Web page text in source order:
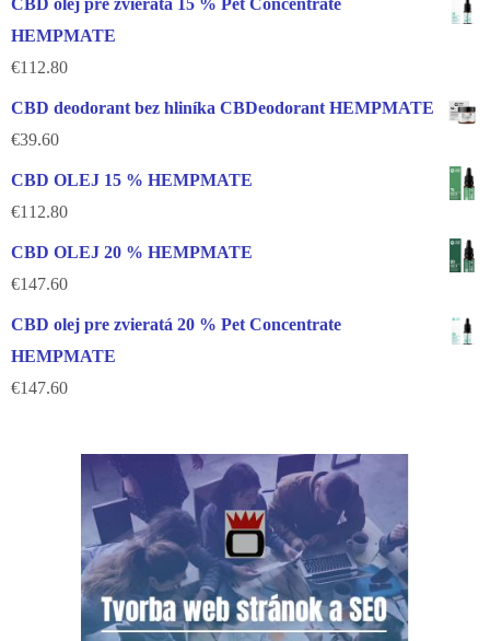
CBD olej pre zvieratá 15 % Pet Concentrate
HEMPMATE
€112.80
CBD deodorant bez hliníka CBDeodorant HEMPMATE
€39.60
CBD OLEJ 15 % HEMPMATE
€112.80
CBD OLEJ 20 % HEMPMATE
€147.60
CBD olej pre zvieratá 20 % Pet Concentrate
HEMPMATE
€147.60